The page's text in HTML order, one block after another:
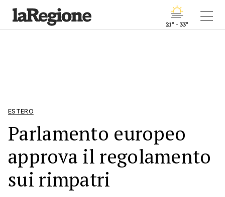
21° - 33°
ESTERO
Parlamento europeo
approva il regolamento
sui rimpatri